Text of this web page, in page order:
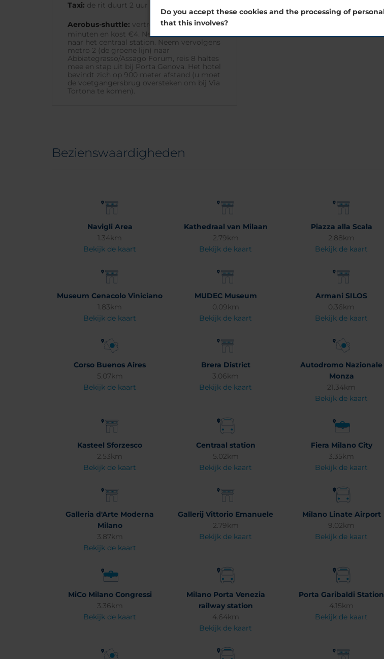
Taxi: de rit duurt 2 uur en kost €150.
Aerobus-shuttle: vertrekt om de 30
minuten en kost €4. Neem de Orio-shuttle
naar het centraal station. Neem vervolgens
metro 2 (de groene lijn) naar
Abbiategrasso/Assago Forum, reis 8 haltes
mee en stap uit bij Porta Genova. Het hotel
bevindt zich op 900 meter afstand (u moet
de voetgangersbrug oversteken om bij Via
Tortona te komen).
Bezienswaardigheden
Navigli Area
1.34km
Bekijk de kaart
Kathedraal van Milaan
2.79km
Bekijk de kaart
Piazza alla Scala
2.88km
Bekijk de kaart
Museum Cenacolo Viniciano
1.83km
Bekijk de kaart
MUDEC Museum
0.09km
Bekijk de kaart
Armani SILOS
0.36km
Bekijk de kaart
Corso Buenos Aires
5.07km
Bekijk de kaart
Brera District
3.06km
Bekijk de kaart
Autodromo Nazionale
Monza
21.34km
Bekijk de kaart
Kasteel Sforzesco
2.53km
Bekijk de kaart
Centraal station
5.02km
Bekijk de kaart
Fiera Milano City
3.35km
Bekijk de kaart
Galleria d'Arte Moderna
Milano
3.87km
Bekijk de kaart
Gallerij Vittorio Emanuele
2.79km
Bekijk de kaart
Milano Linate Airport
9.02km
Bekijk de kaart
MiCo Milano Congressi
3.36km
Bekijk de kaart
Milano Porta Venezia
railway station
4.64km
Bekijk de kaart
Porta Garibaldi Station
4.15km
Bekijk de kaart
Do you accept these cookies and the processing of
that this involves?